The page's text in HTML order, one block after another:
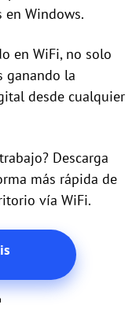
en Windows.
en WiFi, no solo
ganando la
desde cualquier
Descarga
más rápida de
vía WiFi.